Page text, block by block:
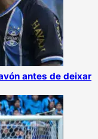
antes de deixar